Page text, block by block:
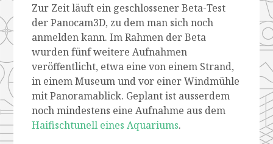
Zur Zeit läuft ein geschlossener Beta-Test
der Panocam3D, zu dem man sich noch
anmelden kann. Im Rahmen der Beta
wurden fünf weitere Aufnahmen
veröffentlicht, etwa eine von einem Strand,
in einem Museum und vor einer Windmühle
mit Panoramablick. Geplant ist ausserdem
noch mindestens eine Aufnahme aus dem
Haifischtunell eines Aquariums.